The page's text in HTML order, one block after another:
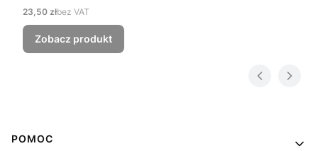
Cena
23,50 złbez VAT
Zobacz produkt
Linki w stopce
POMOC